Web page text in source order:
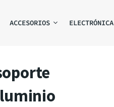
ACCESORIOS ELECTRÓNICA